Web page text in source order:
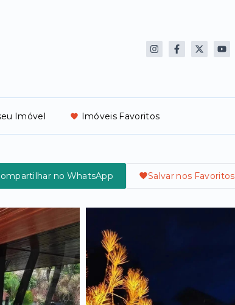
Imóvel Imóveis Favoritos
no WhatsApp Salvar nos Favoritos